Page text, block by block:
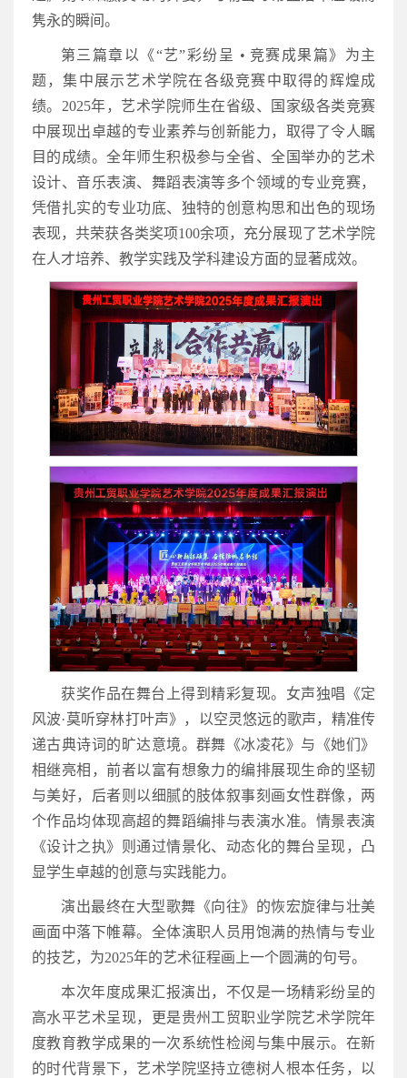
隽永的瞬间。
第三篇章以《“艺”彩纷呈 • 竞赛成果篇》为主
题，集中展示艺术学院在各级竞赛中取得的辉煌成
绩。2025年，艺术学院师生在省级、国家级各类竞赛
中展现出卓越的专业素养与创新能力，取得了令人瞩
目的成绩。全年师生积极参与全省、全国举办的艺术
设计、音乐表演、舞蹈表演等多个领域的专业竞赛，
凭借扎实的专业功底、独特的创意构思和出色的现场
表现，共荣获各类奖项100余项，充分展现了艺术学院
在人才培养、教学实践及学科建设方面的显著成效。
获奖作品在舞台上得到精彩复现。女声独唱《定
风波·莫听穿林打叶声》，以空灵悠远的歌声，精准传
递古典诗词的旷达意境。群舞《冰凌花》与《她们》
相继亮相，前者以富有想象力的编排展现生命的坚韧
与美好，后者则以细腻的肢体叙事刻画女性群像，两
个作品均体现高超的舞蹈编排与表演水准。情景表演
《设计之执》则通过情景化、动态化的舞台呈现，凸
显学生卓越的创意与实践能力。
演出最终在大型歌舞《向往》的恢宏旋律与壮美
画面中落下帷幕。全体演职人员用饱满的热情与专业
的技艺，为2025年的艺术征程画上一个圆满的句号。
本次年度成果汇报演出，不仅是一场精彩纷呈的
高水平艺术呈现，更是贵州工贸职业学院艺术学院年
度教育教学成果的一次系统性检阅与集中展示。在新
的时代背景下，艺术学院坚持立德树人根本任务，以